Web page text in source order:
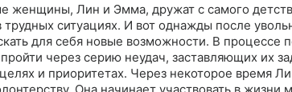
женщины, Лин и Эмма, дружат с самого
трудных ситуациях. И вот однажды после
для себя новые возможности. В процессе
через серию неудач, заставляющих их
и приоритетах. Через некоторое время